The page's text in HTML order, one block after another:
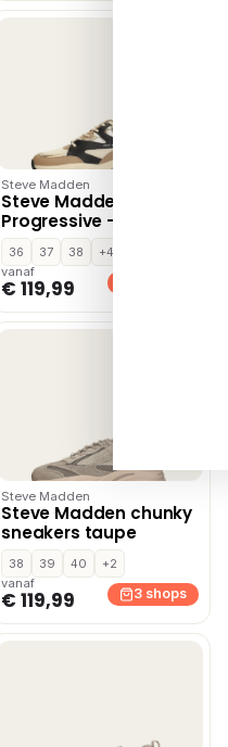
Steve Madden
Steve Madden
Progressive – Khaki
36 37 38
+4
vanaf
€ 119,99
Steve Madden
Steve Madden chunky
sneakers taupe
38 39 40
+2
vanaf
€ 119,99 3 shops